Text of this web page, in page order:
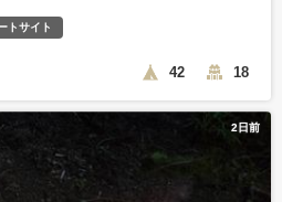
トサイト
42 18
2日前